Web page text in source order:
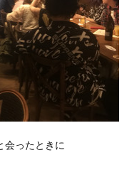
会ったときに